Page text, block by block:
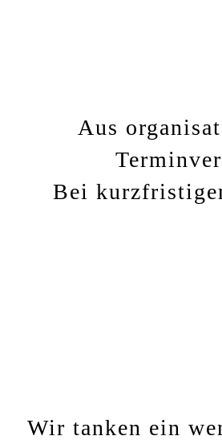
Aus
Bei
Wir tanken ein